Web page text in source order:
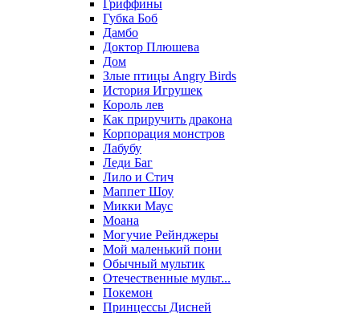
Гриффины
Губка Боб
Дамбо
Доктор Плюшева
Дом
Злые птицы Angry Birds
История Игрушек
Король лев
Как приручить дракона
Корпорация монстров
Лабубу
Леди Баг
Лило и Стич
Маппет Шоу
Микки Маус
Моана
Могучие Рейнджеры
Мой маленький пони
Обычный мультик
Отечественные мульт...
Покемон
Принцессы Дисней